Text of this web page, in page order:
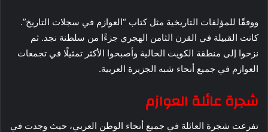
ووفقًا للمؤلفات التاريخية مثل كتاب “العوازم في سجلات التاريخ”.
كانت القبيلة في القرن الثامن الهجري جزءًا من سلطنة نجد. ثم
نزحوا إلى منطقة الكويت الحالية وأصبحوا الأكثر تمثيلًا في تجمعات
العوازم في جميع أنحاء شبه الجزيرة العربية.
شجرة عائلة العوازم
تفرعت شجرة العائلة في جميع أنحاء الوطن العربي، حيث وجدت في